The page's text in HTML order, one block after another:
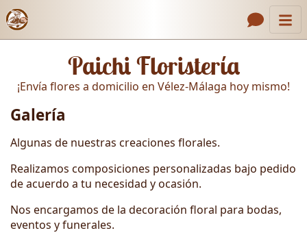
Enlaces de encabezado
Contacto
Galería
Cómo Hacer un Pedido
Llámanos
Paichi Floristería
¡Envía flores a domicilio en Vélez-Málaga hoy mismo!
Galería
Algunas de nuestras creaciones florales.
Realizamos composiciones personalizadas bajo pedido
de acuerdo a tu necesidad y ocasión.
Nos encargamos de la decoración floral para bodas,
eventos y funerales.